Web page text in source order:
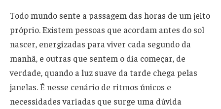
Todo mundo sente a passagem das horas de um jeito
próprio. Existem pessoas que acordam antes do sol
nascer, energizadas para viver cada segundo da
manhã, e outras que sentem o dia começar, de
verdade, quando a luz suave da tarde chega pelas
janelas. É nesse cenário de ritmos únicos e
necessidades variadas que surge uma dúvida